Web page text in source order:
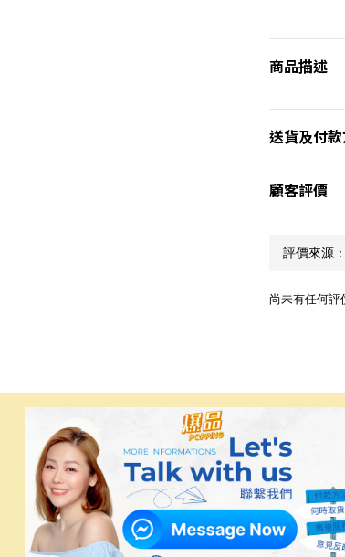
商品描述
送貨及付
顧客評價
尚未有任何評